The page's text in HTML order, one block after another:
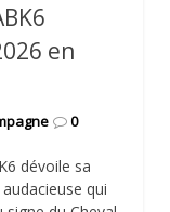
en
0
dévoile sa
qui